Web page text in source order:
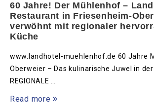
60 Jahre! Der Mühlenhof –
Restaurant in Friesenheim-
verwöhnt mit regionaler
Küche
www.landhotel-muehlenhof.de 60 Jahre
Oberweier – Das kulinarische Juwel in der
REGIONALE …
Read more